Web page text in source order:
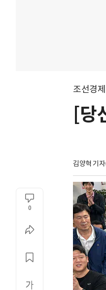
조선경제
[당
김양혁 기
0